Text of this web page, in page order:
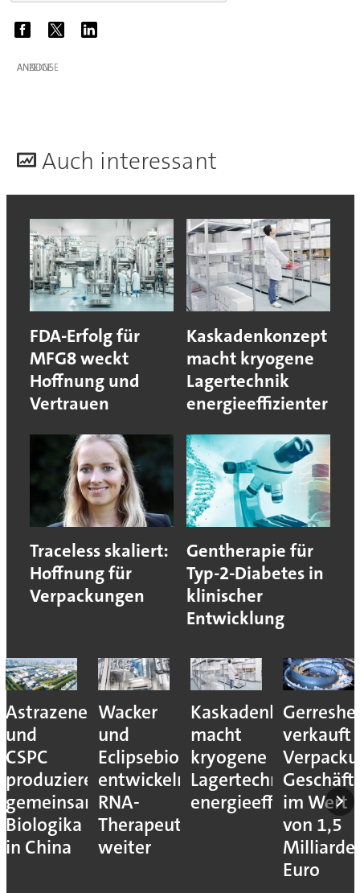
ANZEIGE
Auch interessant
FDA-Erfolg für
MFG8 weckt
Hoffnung und
Vertrauen
Kaskadenkonzept
macht kryogene
Lagertechnik
energieeffizienter
Traceless skaliert:
Hoffnung für
Verpackungen
Gentherapie für
Typ-2-Diabetes in
klinischer
Entwicklung
Astrazeneca
und
CSPC
produzieren
gemeinsam
Biologika
in China
Wacker
und
Eclipsebio
entwickeln
RNA-
Therapeutika
weiter
Kaskadenkonzept
macht
kryogene
Lagertechnik
energieeffizienter
verkauft
im Wert
von 1,5
Euro